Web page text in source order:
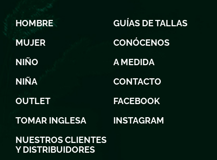
HOMBRE
MUJER
NIÑO
NIÑA
OUTLET
TOMAR INGLESA
NUESTROS CLIENTES
Y DISTRIBUIDORES
GUÍAS DE TALLAS
CONÓCENOS
A MEDIDA
CONTACTO
FACEBOOK
INSTAGRAM